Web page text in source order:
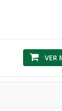
VER